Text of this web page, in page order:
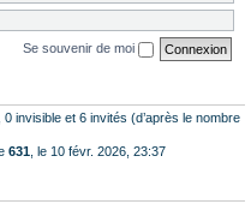
Se souvenir de moi
invisible et 6 invités (d’après le nombre
631 , le 10 févr. 2026, 23:37